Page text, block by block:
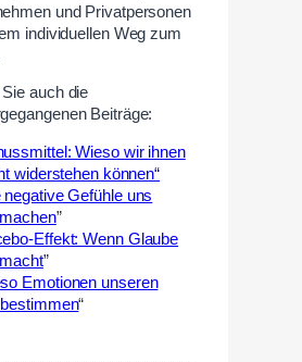
und Privatpersonen
individuellen Weg zum
Sie auch die
Beiträge:
Wieso wir ihnen
widerstehen können“
negative Gefühle uns
”
Effekt: Wenn Glaube
”
Emotionen unseren
“